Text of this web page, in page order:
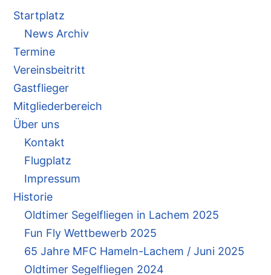
Startplatz
News Archiv
Termine
Vereinsbeitritt
Gastflieger
Mitgliederbereich
Über uns
Kontakt
Flugplatz
Impressum
Historie
Oldtimer Segelfliegen in Lachem 2025
Fun Fly Wettbewerb 2025
65 Jahre MFC Hameln-Lachem / Juni 2025
Oldtimer Segelfliegen 2024